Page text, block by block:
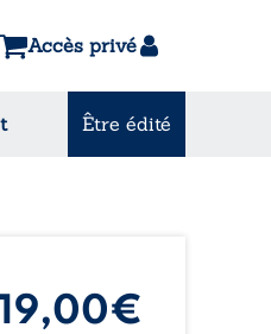
Accès privé
Être édité
19,00€